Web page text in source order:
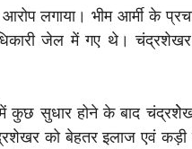
लगाया। भीम आर्मी के
जेल में गए थे। चंद्रशेखर
में कुछ सुधार होने के बाद
को बेहतर इलाज एवं कड़ी